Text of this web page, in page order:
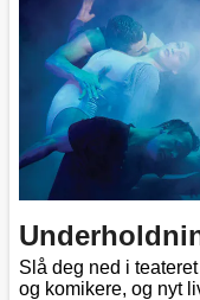
Slå deg ned i
og komikere, og nyt